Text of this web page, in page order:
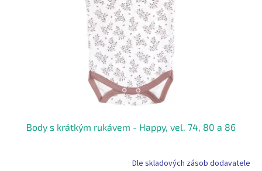
Body s krátkým rukávem - Happy, vel. 74, 80 a 86
Dle skladových zásob dodavatele